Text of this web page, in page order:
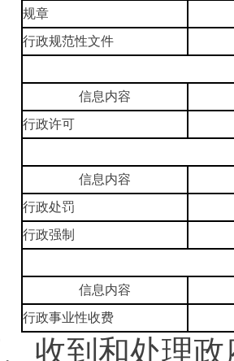
规章
行政规范性文件
信息内容
行政许可
信息内容
行政处罚
行政强制
信息内容
行政事业性收费
到和处理政